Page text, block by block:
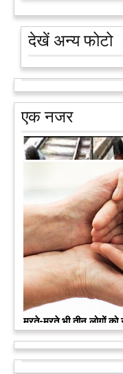
देखें अन्य फोटो
एक नजर
मरते-मरते भी तीन लोगों को
कुछ लोग मौत जैसी
मरने के बाद भी इस धरती
को अलविदा कह चुकी 13
को नई जिंदगी मिल गई।